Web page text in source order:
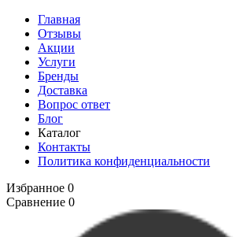
Главная
Отзывы
Акции
Услуги
Бренды
Доставка
Вопрос ответ
Блог
Каталог
Контакты
Политика конфиденциальности
Избранное 0
Сравнение 0